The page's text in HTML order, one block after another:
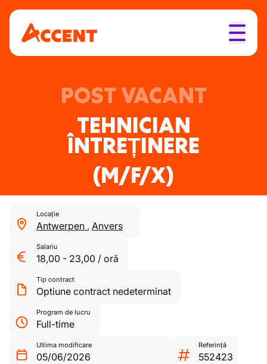
POST VACANT
TEHNICIAN
ÎNTREȚINERE
(M/F/X)
Locație
Antwerpen , Anvers
Salariu
18,00 - 23,00 / oră
Tip contract
Optiune contract nedeterminat
Program de lucru
Full-time
Ultima modificare
05/06/2026
Referință
552423